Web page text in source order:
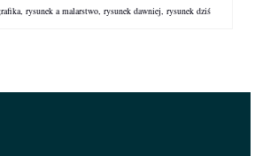
, rysunek a malarstwo, rysunek dawniej, rysunek dziś